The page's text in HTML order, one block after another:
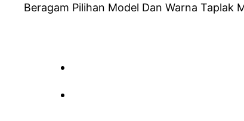
Beragam Pilihan Model Dan Warna Taplak